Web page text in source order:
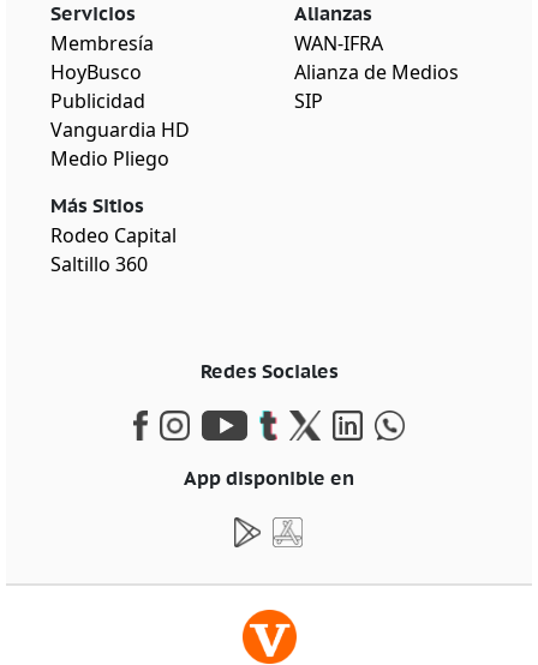
Servicios
Membresía
HoyBusco
Publicidad
Vanguardia HD
Medio Pliego
Más Sitios
Rodeo Capital
Saltillo 360
Alianzas
WAN-IFRA
Alianza de Medios
SIP
Redes Sociales
App disponible en